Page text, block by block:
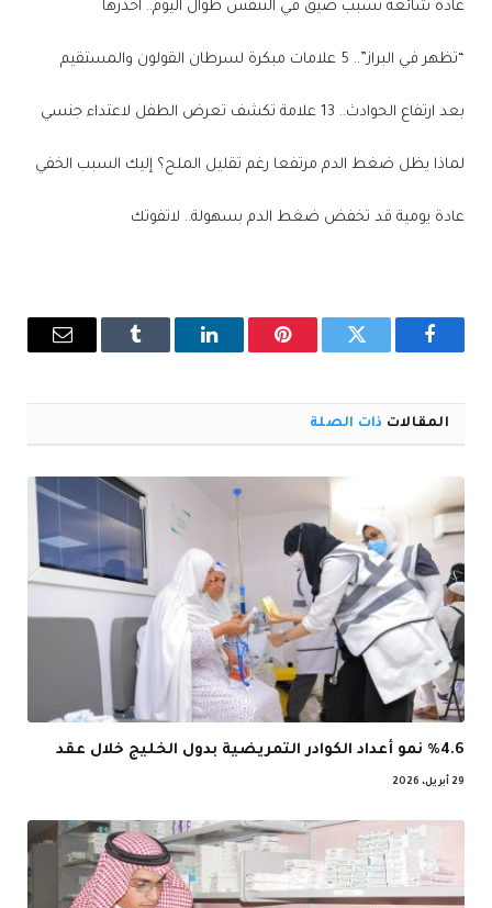
عادة شائعة تسبب ضيق في التنفس طوال اليوم.. احذرها
“تظهر في البراز”.. 5 علامات مبكرة لسرطان القولون والمستقيم
بعد ارتفاع الحوادث.. 13 علامة تكشف تعرض الطفل لاعتداء جنسي
لماذا يظل ضغط الدم مرتفعا رغم تقليل الملح؟ إليك السبب الخفي
عادة يومية قد تخفض ضغط الدم بسهولة.. لاتفوتك
فيسبوك تويتر بينتيريستلينكدإن Tumblr
البريد
المقالات ذات الصلة
%4.6 نمو أعداد الكوادر التمريضية بدول الخليج خلال عقد
29 أبريل، 2026